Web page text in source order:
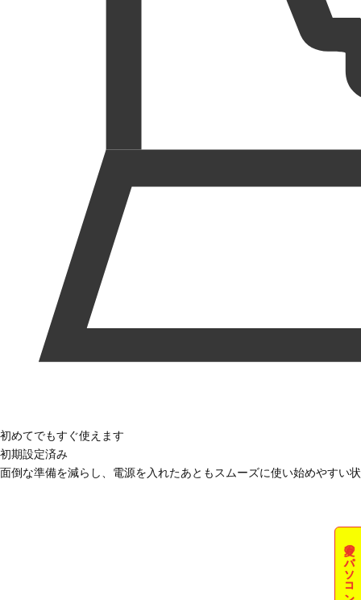
夏のパソコン祭
初めてでもすぐ使えます
初期設定済み
面倒な準備を減らし、電源を入れたあともスムーズに使い始めやすい